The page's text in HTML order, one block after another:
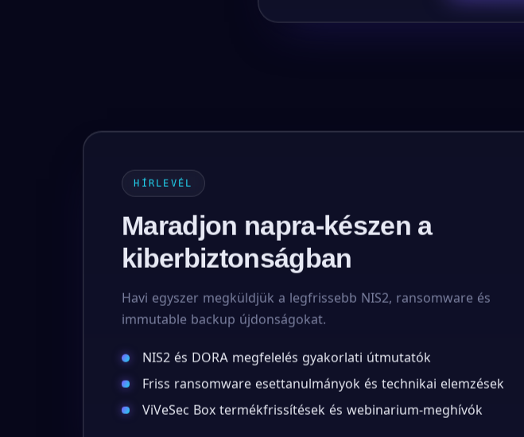
HÍRLEVÉL
Maradjon napra-készen a
kiberbiztonságban
Havi egyszer megküldjük a legfrissebb NIS2, ransomware és
immutable backup újdonságokat.
NIS2 és DORA megfelelés gyakorlati útmutatók
Friss ransomware esettanulmányok és technikai elemzések
ViVeSec Box termékfrissítések és webinarium-meghívók